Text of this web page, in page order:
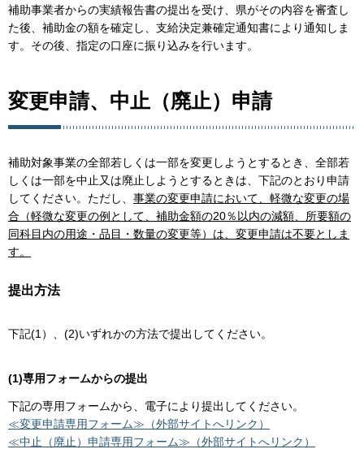
補助事業者からの実績報告書の提出を受け、県がその内容を審査し
た後、補助金の額を確定し、支給決定兼確定通知書により通知しま
す。その後、指定の口座に振り込みを行います。
変更申請、中止（廃止）申請
補助対象事業の全部若しくは一部を変更しようとするとき、全部若
しくは一部を中止又は廃止しようとするときは、下記のとおり申請
してください。ただし、 事業の変更申請において、軽微な変更の場
合（軽微な変更の例として、補助金額の20％以内の減額、所要額の
同科目内の用途・品目・数量の変更等）は、変更申請は不要としま
す。
提出方法
下記(1）、(2)いずれかの方法で提出してください。
(1)専用フォームからの提出
下記の専用フォームから、電子により提出してください。
≪変更申請専用フォーム≫（外部サイトへリンク）
≪中止（廃止）申請専用フォーム≫（外部サイトへリンク）